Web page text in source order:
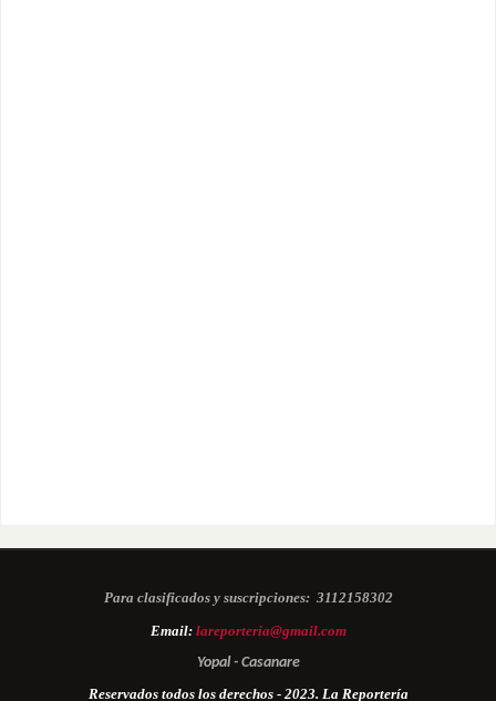
Para clasificados y suscripciones: 3112158302
Email: lareporteria@gmail.com
Yopal - Casanare
Reservados todos los derechos - 2023. La Reportería